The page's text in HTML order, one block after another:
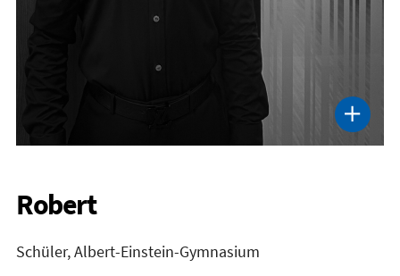
Robert
Schüler, Albert-Einstein-Gymnasium